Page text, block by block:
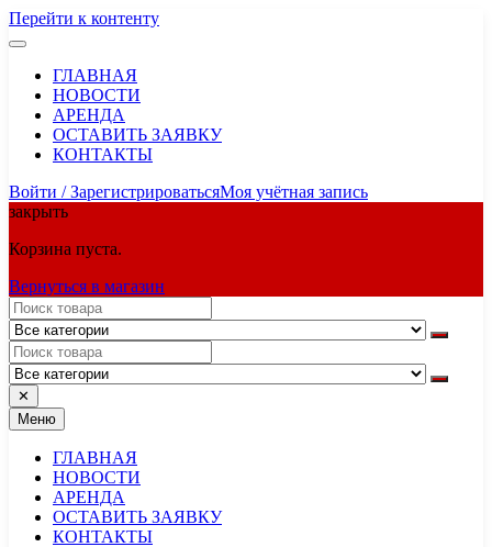
Перейти к контенту
ГЛАВНАЯ
НОВОСТИ
АРЕНДА
ОСТАВИТЬ ЗАЯВКУ
КОНТАКТЫ
Войти / ЗарегистрироватьсяМоя учётная запись
закрыть
Корзина пуста.
Вернуться в магазин
✕
Меню
ГЛАВНАЯ
НОВОСТИ
АРЕНДА
ОСТАВИТЬ ЗАЯВКУ
КОНТАКТЫ